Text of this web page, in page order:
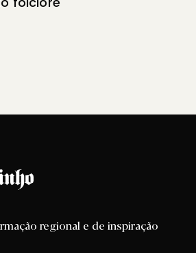
regional e de inspiração